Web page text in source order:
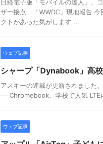
日経電子版「モバイルの達人」、
ザー接点 「WWDC」現地報告 今
クトがあった気がします ...
ウェブ記事
シャープ「Dynabook」高
アスキーの連載が更新されました
──Chromebook、学校で人気 LTE
ウェブ記事